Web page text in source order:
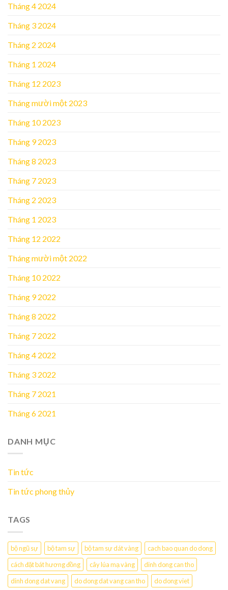
Tháng 4 2024
Tháng 3 2024
Tháng 2 2024
Tháng 1 2024
Tháng 12 2023
Tháng mười một 2023
Tháng 10 2023
Tháng 9 2023
Tháng 8 2023
Tháng 7 2023
Tháng 2 2023
Tháng 1 2023
Tháng 12 2022
Tháng mười một 2022
Tháng 10 2022
Tháng 9 2022
Tháng 8 2022
Tháng 7 2022
Tháng 4 2022
Tháng 3 2022
Tháng 7 2021
Tháng 6 2021
DANH MỤC
Tin tức
Tin tức phong thủy
TAGS
bộ ngũ sự bộ tam sự bộ tam sự dát vàng
cach bao quan do dong
cách đặt bát hương đồng
cây lúa mạ vàng
dinh dong can tho
dinh dong dat vang
do dong dat vang can tho do dong viet